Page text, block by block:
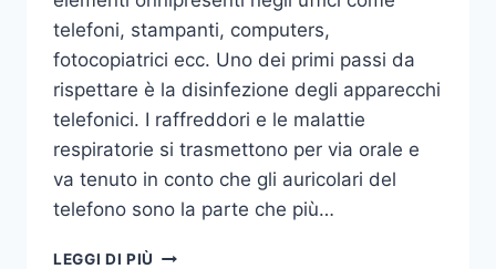
telefoni, stampanti, computers,
fotocopiatrici ecc. Uno dei primi passi da
rispettare è la disinfezione degli apparecchi
telefonici. I raffreddori e le malattie
respiratorie si trasmettono per via orale e
va tenuto in conto che gli auricolari del
telefono sono la parte che più…
LEGGI DI PIÙ UN